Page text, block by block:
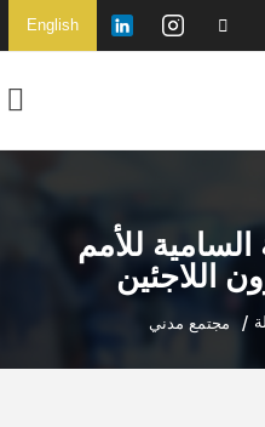
English
للأمم
اللاجئين
مجتمع مدني